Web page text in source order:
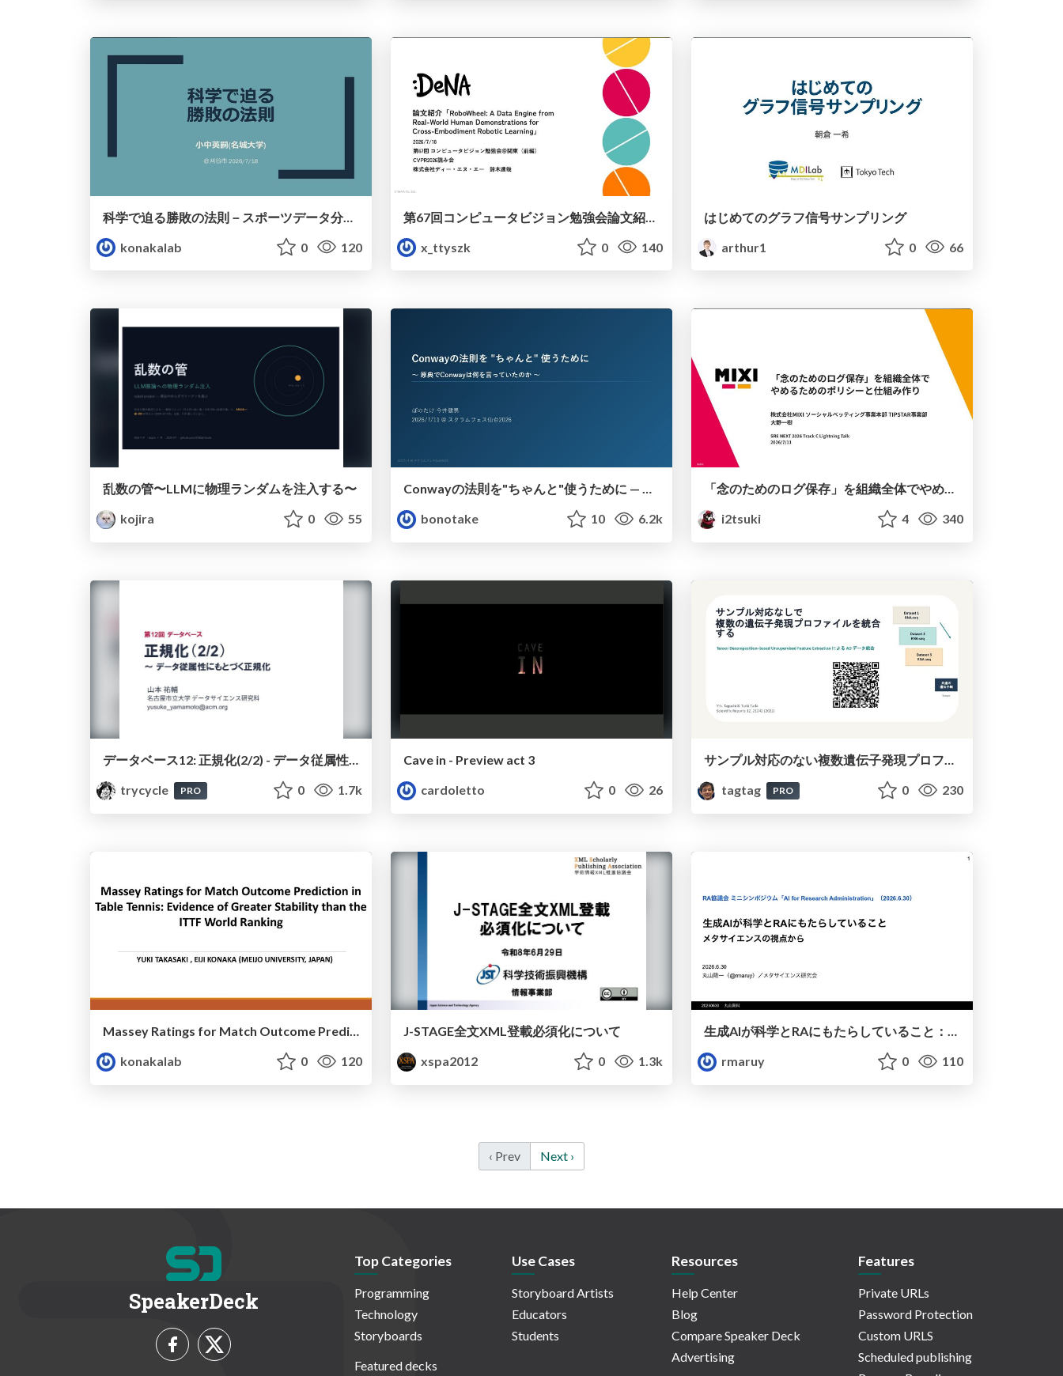
科学で迫る勝敗の法則－スポーツデータ分析の最前線 (刈谷市連携講座．2026年7月) / The principle of victory discovered by science. at Kariya City, 2027.07
konakalab
0 120
x_ttyszk
0 140
はじめてのグラフ信号サンプリング
arthur1
0 66
乱数の管〜LLMに物理ランダムを注入する〜
kojira
0 55
bonotake
10 6.2k
i2tsuki
4 340
データベース12: 正規化(2/2) - データ従属性に基づく正規化
trycycle
PRO 0 1.7k
Cave in - Preview act 3
cardoletto
0 26
サンプル対応のない複数遺伝子発現プロファイルに対するテンソル分解型統合解析の要約
tagtag
PRO 0 230
Massey Ratings for Match Outcome Prediction in Table Tennis: Evidence of Greater Stability than the ITTF World Ranking
konakalab
0 120
J-STAGE全文XML登載必須化について
xspa2012
0 1.3k
生成AIが科学とRAにもたらしていること：メタサイエンスの視点から
rmaruy
0 110
‹ Prev Next ›
SpeakerDeck
Top Categories
Programming
Technology
Storyboards
Featured decks
Use Cases
Storyboard Artists
Educators
Students
Resources
Help Center
Blog
Compare Speaker Deck
Advertising
Features
Private URLs
Password Protection
Custom URLS
Scheduled publishing